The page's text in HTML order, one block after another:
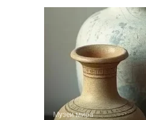
Музеи мира